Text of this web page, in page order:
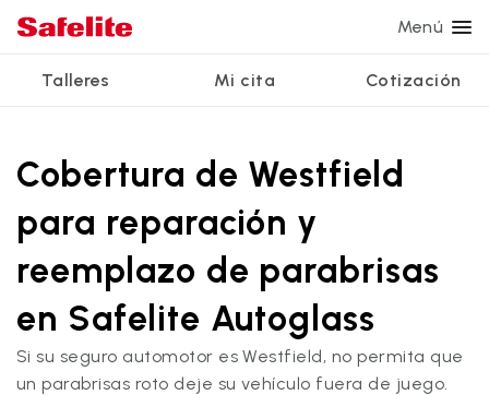
Menú
Talleres Mi cita Cotización
Servicios
Reparación de parabrisas
Reemplazo de parabrisas
Reemplazo del vidrio trasero
Reemplazo de ventanilla lateral
Reparación de vidrio a domicilio
Reparación de ventanillas eléctricas
Recalibrado de los sistemas de seguridad
Reparación y reemplazo comercial
Reseñas de clientes
Garantía nacional
Safelite Foundation
Ver todos los servicios
Estamos contratando
Mi cita
Cotizar + Programar
Cobertura de Westfield
para reparación y
reemplazo de parabrisas
en Safelite Autoglass
Si su seguro automotor es Westfield, no permita que
un parabrisas roto deje su vehículo fuera de juego.